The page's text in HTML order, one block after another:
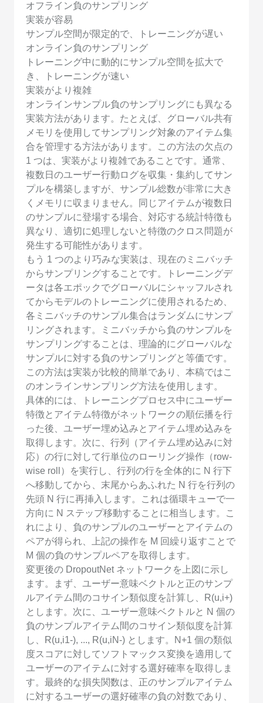
オフライン負のサンプリング
実装が容易
サンプル空間が限定的で、トレーニングが遅い
オンライン負のサンプリング
トレーニング中に動的にサンプル空間を拡大で
き、トレーニングが速い
実装がより複雑
オンラインサンプル負のサンプリングにも異なる
実装方法があります。たとえば、グローバル共有
メモリを使用してサンプリング対象のアイテム集
合を管理する方法があります。この方法の欠点の
1 つは、実装がより複雑であることです。通常、
複数日のユーザー行動ログを収集・集約してサン
プルを構築しますが、サンプル総数が非常に大き
くメモリに収まりません。同じアイテムが複数日
のサンプルに登場する場合、対応する統計特徴も
異なり、適切に処理しないと特徴のクロス問題が
発生する可能性があります。
もう 1 つのより巧みな実装は、現在のミニバッチ
からサンプリングすることです。トレーニングデ
ータは各エポックでグローバルにシャッフルされ
てからモデルのトレーニングに使用されるため、
各ミニバッチのサンプル集合はランダムにサンプ
リングされます。ミニバッチから負のサンプルを
サンプリングすることは、理論的にグローバルな
サンプルに対する負のサンプリングと等価です。
この方法は実装が比較的簡単であり、本稿ではこ
のオンラインサンプリング方法を使用します。
具体的には、トレーニングプロセス中にユーザー
特徴とアイテム特徴がネットワークの順伝播を行
った後、ユーザー埋め込みとアイテム埋め込みを
取得します。次に、行列（アイテム埋め込みに対
応）の行に対して行単位のローリング操作（row-
wise roll）を実行し、行列の行を全体的に N 行下
へ移動してから、末尾からあふれた N 行を行列の
先頭 N 行に再挿入します。これは循環キューで一
方向に N ステップ移動することに相当します。こ
れにより、負のサンプルのユーザーとアイテムの
ペアが得られ、上記の操作を M 回繰り返すことで
M 個の負のサンプルペアを取得します。
変更後の DropoutNet ネットワークを上図に示し
ます。まず、ユーザー意味ベクトルと正のサンプ
ルアイテム間のコサイン類似度を計算し、R(u,i+)
とします。次に、ユーザー意味ベクトルと N 個の
負のサンプルアイテム間のコサイン類似度を計算
し、R(u,i1-), ..., R(u,iN-) とします。N+1 個の類似
度スコアに対してソフトマックス変換を適用して
ユーザーのアイテムに対する選好確率を取得しま
す。最終的な損失関数は、正のサンプルアイテム
に対するユーザーの選好確率の負の対数であり、